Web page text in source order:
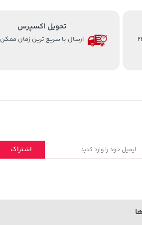
8 الی 24
تحویل اکسپرس
ارسال با سریع ترین زمان ممکن
اشتراک